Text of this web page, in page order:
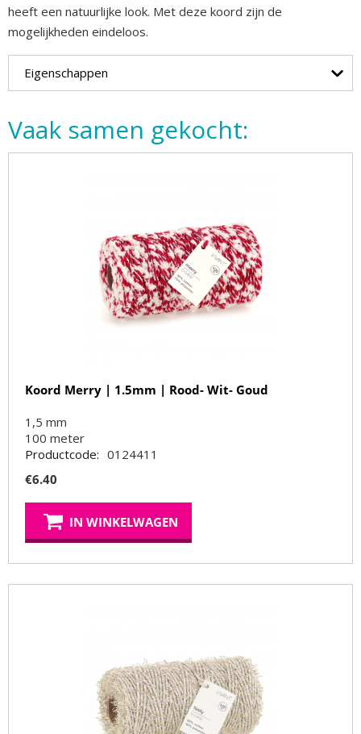
heeft een natuurlijke look. Met deze koord zijn de
mogelijkheden eindeloos.
Eigenschappen
Vaak samen gekocht:
Koord Merry | 1.5mm | Rood- Wit- Goud
1,5 mm
100 meter
Productcode: 0124411
€6.40
IN WINKELWAGEN